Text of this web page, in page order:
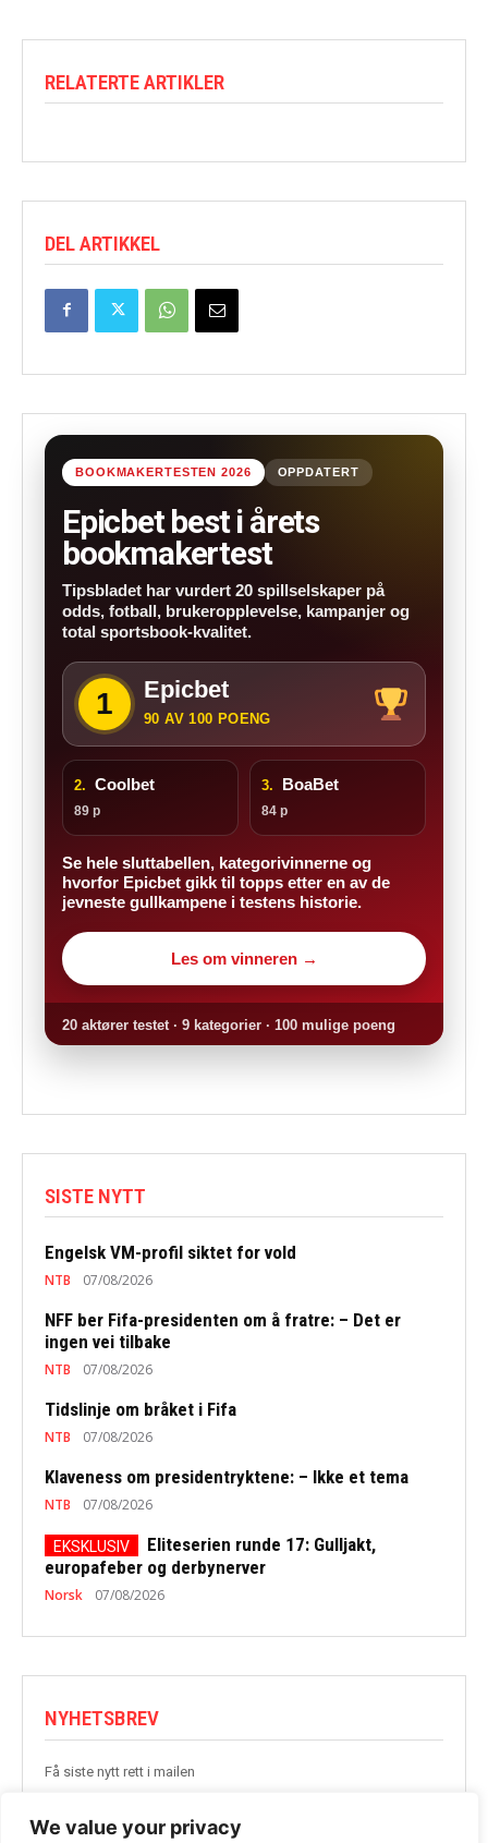
We value your privacy
RELATERTE ARTIKLER
DEL ARTIKKEL
BOOKMAKERTESTEN 2026 OPPDATERT
Epicbet best i årets
bookmakertest
Tipsbladet har vurdert 20 spillselskaper på
odds, fotball, brukeropplevelse, kampanjer og
total sportsbook-kvalitet.
1 Epicbet
90 AV 100 POENG
2. Coolbet
89 p
3. BoaBet
84 p
Se hele sluttabellen, kategorivinnerne og
hvorfor Epicbet gikk til topps etter en av de
jevneste gullkampene i testens historie.
Les om vinneren →
20 aktører testet · 9 kategorier · 100 mulige poeng
SISTE NYTT
Engelsk VM-profil siktet for vold
NTB 07/08/2026
NFF ber Fifa-presidenten om å fratre: – Det er
ingen vei tilbake
NTB 07/08/2026
Tidslinje om bråket i Fifa
NTB 07/08/2026
Klaveness om presidentryktene: – Ikke et tema
NTB 07/08/2026
Eliteserien runde 17: Gulljakt,
europafeber og derbynerver
Norsk 07/08/2026
NYHETSBREV
Få siste nytt rett i mailen